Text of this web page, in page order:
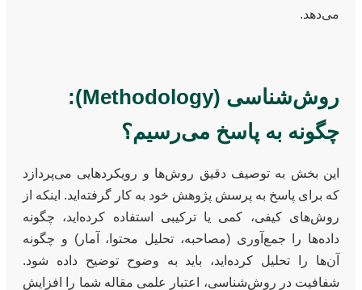
می‌دهد.
روش‌شناسی (Methodology):
چگونه به پاسخ می‌رسیم؟
این بخش به توصیف دقیق روش‌ها و رویکردهایی می‌پردازد
که برای پاسخ به پرسش پژوهش خود به کار گرفته‌اید. اینکه از
روش‌های کیفی، کمی یا ترکیبی استفاده کرده‌اید، چگونه
داده‌ها را جمع‌آوری (مصاحبه، تحلیل محتوا، آمار) و چگونه
آن‌ها را تحلیل کرده‌اید، باید به وضوح توضیح داده شود.
شفافیت در روش‌شناسی، اعتبار علمی مقاله شما را افزایش